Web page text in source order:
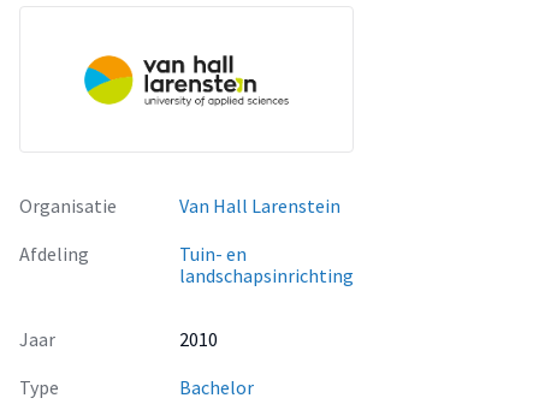
Organisatie
Van Hall Larenstein
Afdeling
Tuin- en
landschapsinrichting
Jaar
2010
Type
Bachelor